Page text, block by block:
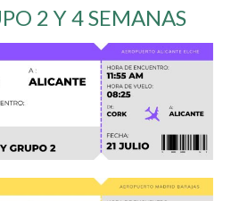
2 Y 4 SEMANAS